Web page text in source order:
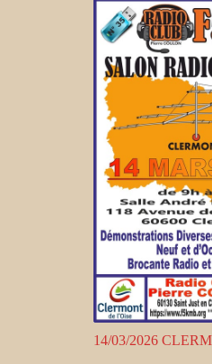
14/03/2026